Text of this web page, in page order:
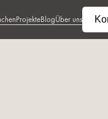
ProjekteBlogÜber uns